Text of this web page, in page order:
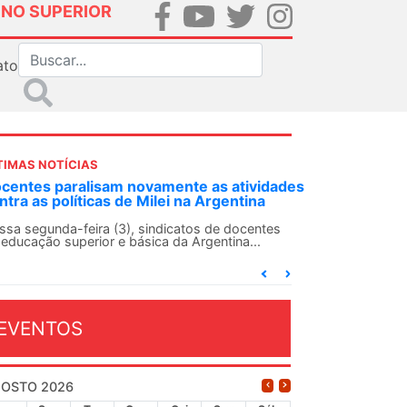
SUPERIOR
NOTÍCIAS
novamente as atividades
de Milei na Argentina
feira (3), sindicatos de docentes
e básica da Argentina...
ANDES-SN convoca
Solidariedade
O ANDES-SN conclama
dia...
2026